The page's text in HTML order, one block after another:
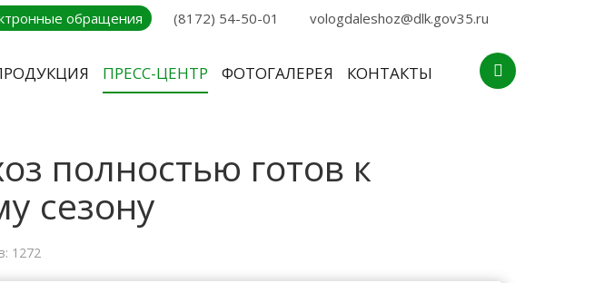
обращения (8172) 54-50-01 vologdaleshoz@dlk.gov35.ru
ПРЕСС-ЦЕНТР ФОТОГАЛЕРЕЯ КОНТАКТЫ
полностью готов к
сезону
1272